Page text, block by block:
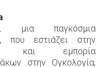
μια παγκόσμια
που εστιάζει στην
και εμπορία
στην Ογκολογία,